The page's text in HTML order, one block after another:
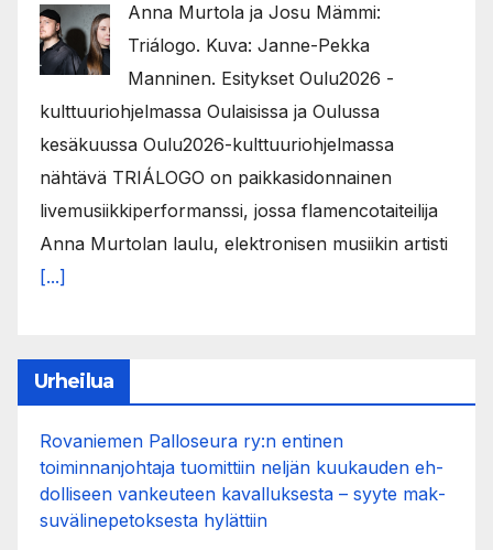
Anna Murtola ja Josu Mämmi:
Triálogo. Kuva: Janne-Pekka
Manninen. Esitykset Oulu2026 -
kulttuuriohjelmassa Oulaisissa ja Oulussa
kesäkuussa Oulu2026-kulttuuriohjelmassa
nähtävä TRIÁLOGO on paikkasidonnainen
livemusiikkiperformanssi, jossa flamencotaiteilija
Anna Murtolan laulu, elektronisen musiikin artisti
[...]
Urheilua
Rovaniemen Palloseura ry:n entinen
toiminnanjohtaja tuo­mit­tiin neljän kuu­kau­den eh­
dol­li­seen van­keu­teen ka­val­luk­ses­ta – syyte mak­
su­vä­li­ne­pe­tok­ses­ta hy­lät­tiin